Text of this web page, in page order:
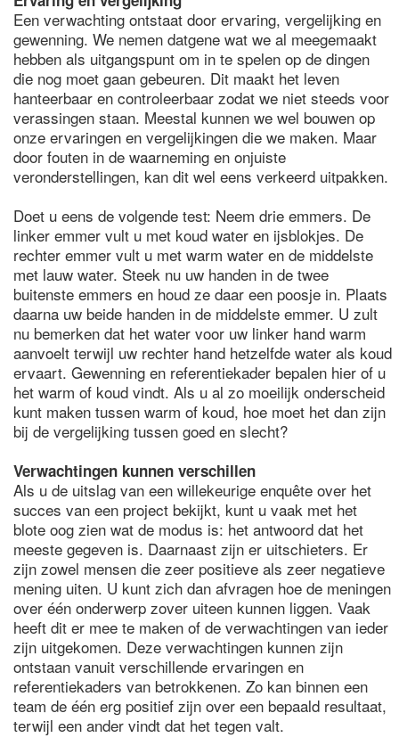
Een verwachting ontstaat door ervaring, vergelijking en
gewenning. We nemen datgene wat we al meegemaakt
hebben als uitgangspunt om in te spelen op de dingen
die nog moet gaan gebeuren. Dit maakt het leven
hanteerbaar en controleerbaar zodat we niet steeds voor
verassingen staan. Meestal kunnen we wel bouwen op
onze ervaringen en vergelijkingen die we maken. Maar
door fouten in de waarneming en onjuiste
veronderstellingen, kan dit wel eens verkeerd uitpakken.
Doet u eens de volgende test: Neem drie emmers. De
linker emmer vult u met koud water en ijsblokjes. De
rechter emmer vult u met warm water en de middelste
met lauw water. Steek nu uw handen in de twee
buitenste emmers en houd ze daar een poosje in. Plaats
daarna uw beide handen in de middelste emmer. U zult
nu bemerken dat het water voor uw linker hand warm
aanvoelt terwijl uw rechter hand hetzelfde water als koud
ervaart. Gewenning en referentiekader bepalen hier of u
het warm of koud vindt. Als u al zo moeilijk onderscheid
kunt maken tussen warm of koud, hoe moet het dan zijn
bij de vergelijking tussen goed en slecht?
Verwachtingen kunnen verschillen
Als u de uitslag van een willekeurige enquête over het
succes van een project bekijkt, kunt u vaak met het
blote oog zien wat de modus is: het antwoord dat het
meeste gegeven is. Daarnaast zijn er uitschieters. Er
zijn zowel mensen die zeer positieve als zeer negatieve
mening uiten. U kunt zich dan afvragen hoe de meningen
over één onderwerp zover uiteen kunnen liggen. Vaak
heeft dit er mee te maken of de verwachtingen van ieder
zijn uitgekomen. Deze verwachtingen kunnen zijn
ontstaan vanuit verschillende ervaringen en
referentiekaders van betrokkenen. Zo kan binnen een
team de één erg positief zijn over een bepaald resultaat,
terwijl een ander vindt dat het tegen valt.